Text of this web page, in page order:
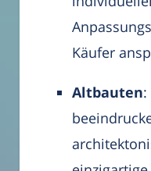
Käufer
Altbauten